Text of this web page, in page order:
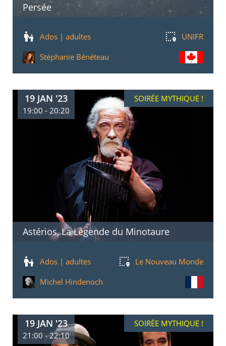
Persée
Ados | adultes
UNIFR
Stéphanie Bénéteau
Astérios, La Légende du Minotaure
19 JAN '23
19:00 - 20:20
SOIRÉE MYTHIQUE !
Ados | adultes
Le Nouveau Monde
Michel Hindenoch
19 JAN '23
21:00 - 22:10
SOIRÉE MYTHIQUE !